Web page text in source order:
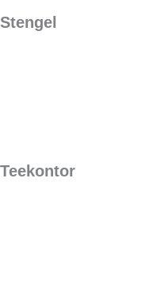
Stengel
Teekontor